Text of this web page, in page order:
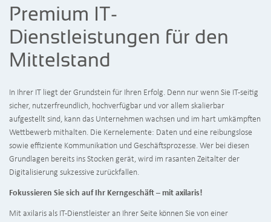
Premium IT-
Dienstleistungen für den
Mittelstand
In Ihrer IT liegt der Grundstein für Ihren Erfolg. Denn nur wenn Sie IT-seitig
sicher, nutzerfreundlich, hochverfügbar und vor allem skalierbar
aufgestellt sind, kann das Unternehmen wachsen und im hart umkämpften
Wettbewerb mithalten. Die Kernelemente: Daten und eine reibungslose
sowie effiziente Kommunikation und Geschäftsprozesse. Wer bei diesen
Grundlagen bereits ins Stocken gerät, wird im rasanten Zeitalter der
Digitalisierung sukzessive zurückfallen.
Fokussieren Sie sich auf Ihr Kerngeschäft – mit axilaris!
Mit axilaris als IT-Dienstleister an Ihrer Seite können Sie von einer